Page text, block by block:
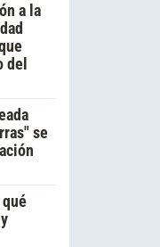
a la
del
se